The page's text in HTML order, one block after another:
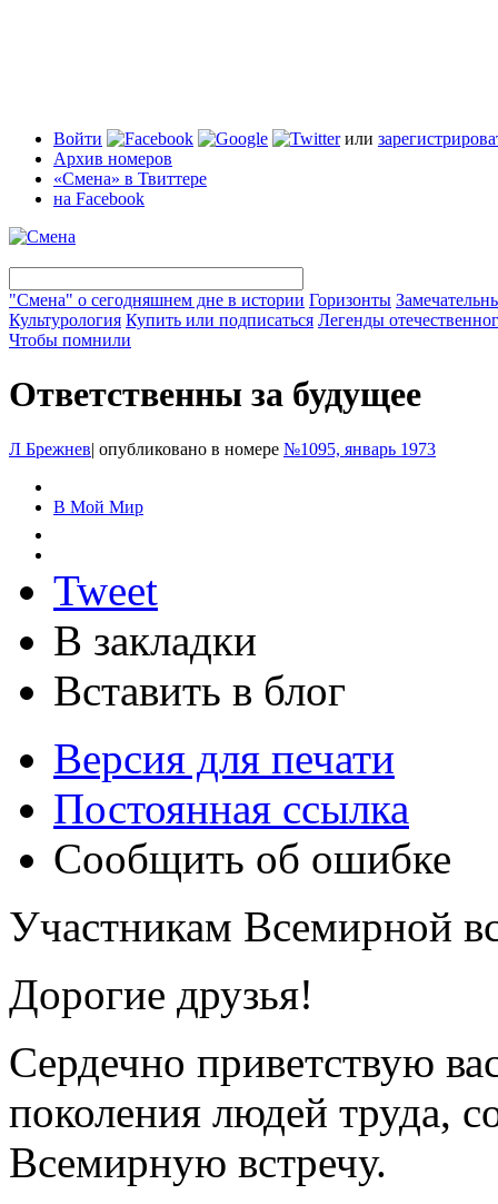
Войти или
Архив номеров
«Смена» в Твиттере
на Facebook
"Смена" о сегодняшнем дне в истории Горизонты
Культурология Купить или подписаться Легенды
Чтобы помнили
Ответственны за будущее
Л Брежнев| опубликовано в номере №1095, январь 1973
В Мой Мир
Tweet
В закладки
Вставить в блог
Версия для печати
Постоянная ссылка
Сообщить об ошибке
Участникам Всемирной
Дорогие друзья!
Сердечно приветствую
поколения людей труда,
Всемирную встречу.